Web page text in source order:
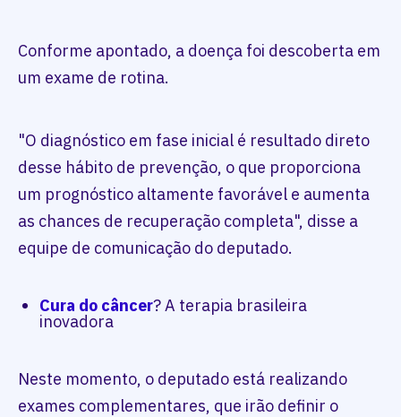
Conforme apontado, a doença foi descoberta em
um exame de rotina.
"O diagnóstico em fase inicial é resultado direto
desse hábito de prevenção, o que proporciona
um prognóstico altamente favorável e aumenta
as chances de recuperação completa", disse a
equipe de comunicação do deputado.
Cura do câncer? A terapia brasileira
inovadora
Neste momento, o deputado está realizando
exames complementares, que irão definir o